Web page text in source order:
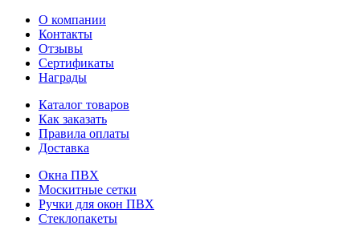
О компании
Контакты
Отзывы
Сертификаты
Награды
Каталог товаров
Как заказать
Правила оплаты
Доставка
Окна ПВХ
Москитные сетки
Ручки для окон ПВХ
Стеклопакеты